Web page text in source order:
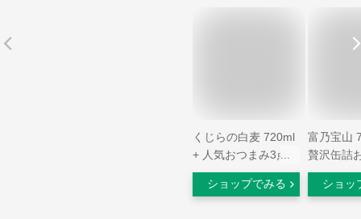
くじらの白麦 720ml
+ 人気おつまみ3点セ
ット【 2436 】【 麦
焼酎 】【 要冷蔵 】
ショップでみる
富乃宝山
贅沢缶詰
種セット
【 芋焼
ショッ